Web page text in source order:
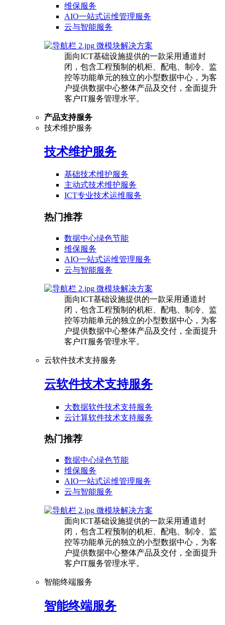
维保服务
AIO一站式运维管理服务
云与智能服务
微模块解决方案
面向ICT基础设施提供的一款采用通道封
闭，包含工程预制的机柜、配电、制冷、监
控等功能单元的独立的小型数据中心，为客
户提供数据中心整体产品及交付，全面提升
客户IT服务管理水平。
产品支持服务
技术维护服务
技术维护服务
基础技术维护服务
主动式技术维护服务
ICT专业技术运维服务
热门推荐
数据中心绿色节能
维保服务
AIO一站式运维管理服务
云与智能服务
微模块解决方案
面向ICT基础设施提供的一款采用通道封
闭，包含工程预制的机柜、配电、制冷、监
控等功能单元的独立的小型数据中心，为客
户提供数据中心整体产品及交付，全面提升
客户IT服务管理水平。
云软件技术支持服务
云软件技术支持服务
大数据软件技术支持服务
云计算软件技术支持服务
热门推荐
数据中心绿色节能
维保服务
AIO一站式运维管理服务
云与智能服务
微模块解决方案
面向ICT基础设施提供的一款采用通道封
闭，包含工程预制的机柜、配电、制冷、监
控等功能单元的独立的小型数据中心，为客
户提供数据中心整体产品及交付，全面提升
客户IT服务管理水平。
智能终端服务
智能终端服务